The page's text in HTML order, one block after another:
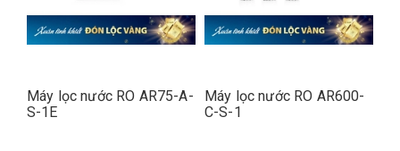
Máy lọc nước RO AR75-A-
S-1E
Máy lọc nước RO AR600-
C-S-1